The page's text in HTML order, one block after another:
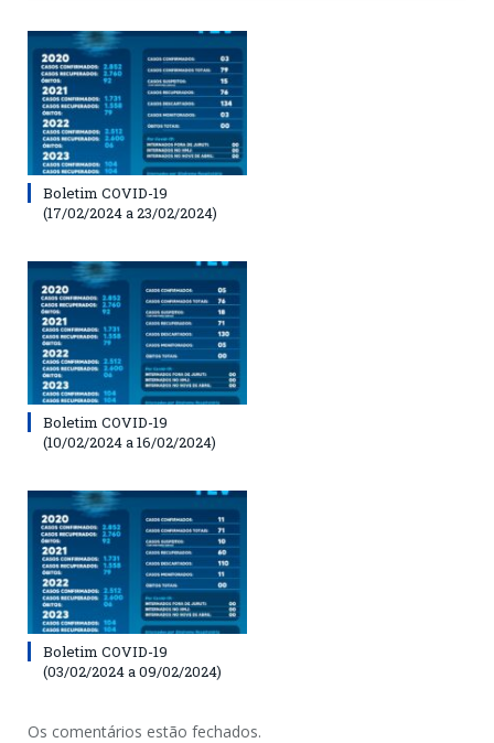
Boletim COVID-19
(17/02/2024 a 23/02/2024)
Boletim COVID-19
(10/02/2024 a 16/02/2024)
Boletim COVID-19
(03/02/2024 a 09/02/2024)
Os comentários estão fechados.